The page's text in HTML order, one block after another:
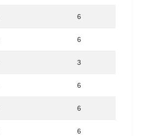
6
6
3
6
6
6